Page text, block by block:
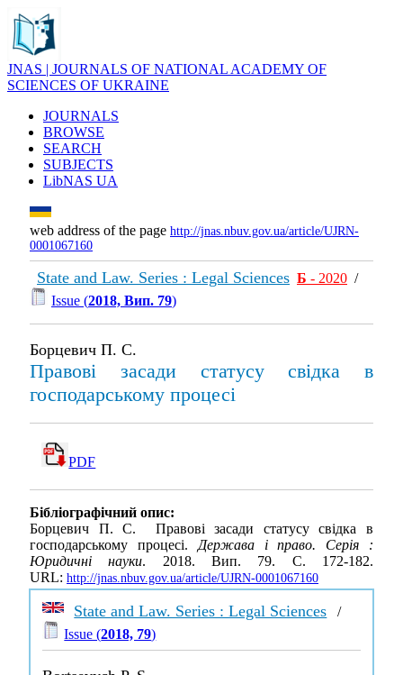
JNAS | JOURNALS OF NATIONAL ACADEMY OF
SCIENCES OF UKRAINE
JOURNALS
BROWSE
SEARCH
SUBJECTS
LibNAS UA
web address of the page http://jnas.nbuv.gov.ua/article/UJRN-
0001067160
State and Law. Series : Legal Sciences Б - 2020 /
Issue (2018, Вип. 79)
Борцевич П. С.
Правові засади статусу свідка в
господарському процесі
PDF
Бібліографічний опис:
Борцевич П. С. Правові засади статусу свідка в
господарському процесі.Держава і право. Серія :
Юридичні науки. 2018. Вип. 79. С. 172-182.
URL: http://jnas.nbuv.gov.ua/article/UJRN-0001067160
State and Law. Series : Legal Sciences /
Issue (2018, 79)